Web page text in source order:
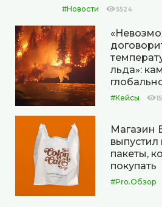
#Новости 5524
льда»:
#Кейсы
Магазин
выпустил
пакеты,
покупать
#Pro.Обзор